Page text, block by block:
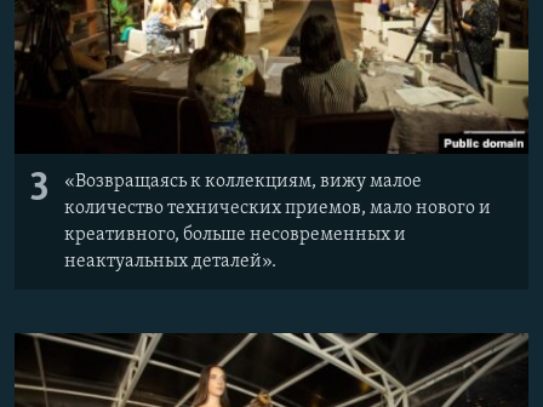
3
«Возвращаясь к коллекциям, вижу малое
количество технических приемов, мало нового и
креативного, больше несовременных и
неактуальных деталей».